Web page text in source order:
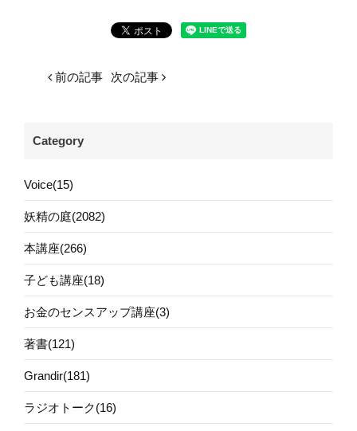
前の記事 次の記事
Category
Voice(15)
妖精の庭(2082)
本講座(266)
子ども講座(18)
お金のセンスアップ講座(3)
著書(121)
Grandir(181)
ラジオトーク(16)